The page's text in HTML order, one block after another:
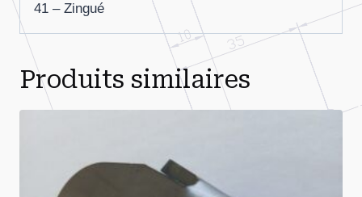
41 – Zingué
Produits similaires